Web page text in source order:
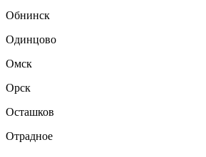
Обнинск
Одинцово
Омск
Орск
Осташков
Отрадное